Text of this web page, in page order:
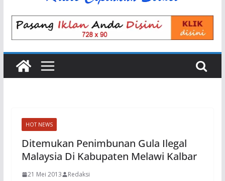
HOT NEWS
Ditemukan Penimbunan Gula Ilegal
Malaysia Di Kabupaten Melawi Kalbar
21 Mei 2013 Redaksi